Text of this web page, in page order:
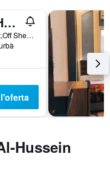
Freedom Hostel
6 Bank Misr Street,Off Sherif St.Front of the Central Bank of Egypt., El Caire, Egipte
Hussein